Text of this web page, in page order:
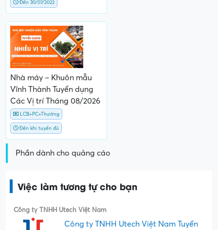
Đến 30/07/2022
Nhà máy – Khuôn mẫu
Vĩnh Thành Tuyển dụng
Các Vị trí Tháng 08/2026
LCB+PC+Thưởng
Đến khi tuyển đủ
Phần dành cho quảng cáo
Việc làm tương tự cho bạn
Công ty TNHH Utech Việt Nam
Công ty TNHH Utech Việt Nam Tuyển